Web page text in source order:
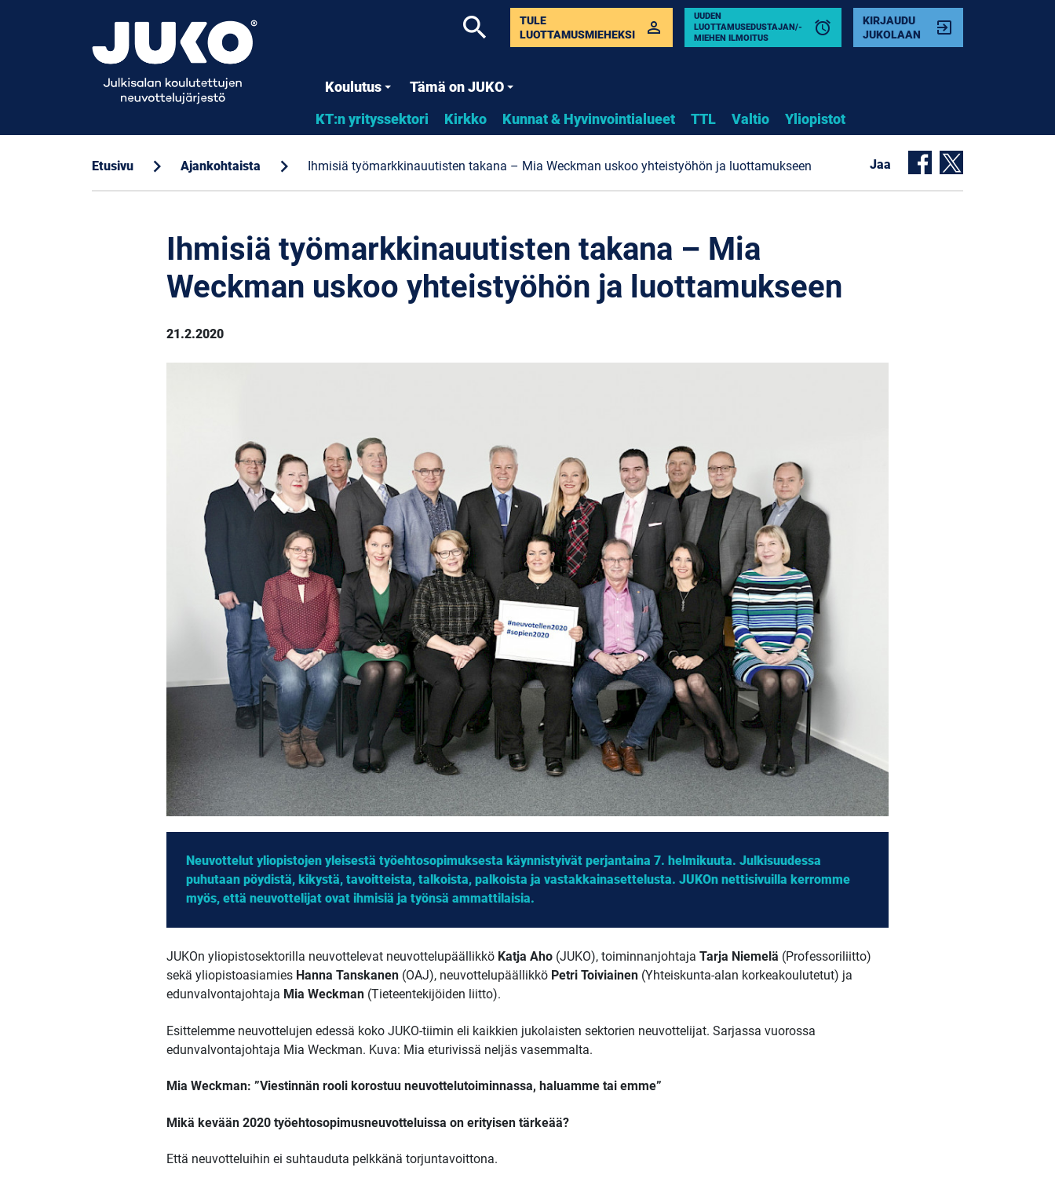
Koulutus
Tämä on JUKO
KT:n yrityssektori
Kirkko Kunnat & Hyvinvointialueet TTL Valtio Yliopistot
TULE
LUOTTAMUSMIEHEKSI
perm_identity
UUDEN
LUOTTAMUSEDUSTAJAN/-
MIEHEN ILMOITUS
alarm
KIRJAUDU
JUKOLAAN
exit_to_app
search
Etusivu chevron_right Ajankohtaista chevron_right Ihmisiä työmarkkinauutisten takana – Mia Weckman uskoo yhteistyöhön ja luottamukseen Jaa
Ihmisiä työmarkkinauutisten takana – Mia
Weckman uskoo yhteistyöhön ja luottamukseen
21.2.2020
Neuvottelut yliopistojen yleisestä työehtosopimuksesta käynnistyivät perjantaina 7. helmikuuta. Julkisuudessa
puhutaan pöydistä, kikystä, tavoitteista, talkoista, palkoista ja vastakkainasettelusta. JUKOn nettisivuilla kerromme
myös, että neuvottelijat ovat ihmisiä ja työnsä ammattilaisia.
JUKOn yliopistosektorilla neuvottelevat neuvottelupäällikkö Katja Aho(JUKO), toiminnanjohtaja Tarja Niemelä (Professoriliitto)
sekä yliopistoasiamies Hanna Tanskanen(OAJ), neuvottelupäällikkö Petri Toiviainen(Yhteiskunta-alan korkeakoulutetut) ja
edunvalvontajohtaja Mia Weckman(Tieteentekijöiden liitto).
Esittelemme neuvottelujen edessä koko JUKO-tiimin eli kaikkien jukolaisten sektorien neuvottelijat. Sarjassa vuorossa
edunvalvontajohtaja Mia Weckman. Kuva: Mia eturivissä neljäs vasemmalta.
Mia Weckman: ”Viestinnän rooli korostuu neuvottelutoiminnassa, haluamme tai emme”
Mikä kevään 2020 työehtosopimusneuvotteluissa on erityisen tärkeää?
Että neuvotteluihin ei suhtauduta pelkkänä torjuntavoittona.